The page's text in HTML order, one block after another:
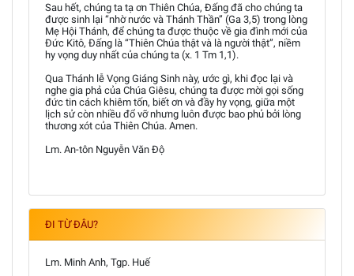
Sau hết, chúng ta tạ ơn Thiên Chúa, Đấng đã cho chúng ta
được sinh lại “nhờ nước và Thánh Thần” (Ga 3,5) trong lòng
Mẹ Hội Thánh, để chúng ta được thuộc về gia đình mới của
Đức Kitô, Đấng là “Thiên Chúa thật và là người thật”, niềm
hy vọng duy nhất của chúng ta (x. 1 Tm 1,1).
Qua Thánh lễ Vọng Giáng Sinh này, ước gì, khi đọc lại và
nghe gia phả của Chúa Giêsu, chúng ta được mời gọi sống
đức tin cách khiêm tốn, biết ơn và đầy hy vọng, giữa một
lịch sử còn nhiều đổ vỡ nhưng luôn được bao phủ bởi lòng
thương xót của Thiên Chúa. Amen.
Lm. An-tôn Nguyễn Văn Độ
ĐI TỪ ĐÂU?
Lm. Minh Anh, Tgp. Huế